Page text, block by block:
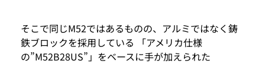
そこで同じM52ではあるものの、アルミではなく鋳
鉄ブロックを採用している 「アメリカ仕様
の”M52B28US”」をベースに手が加えられた